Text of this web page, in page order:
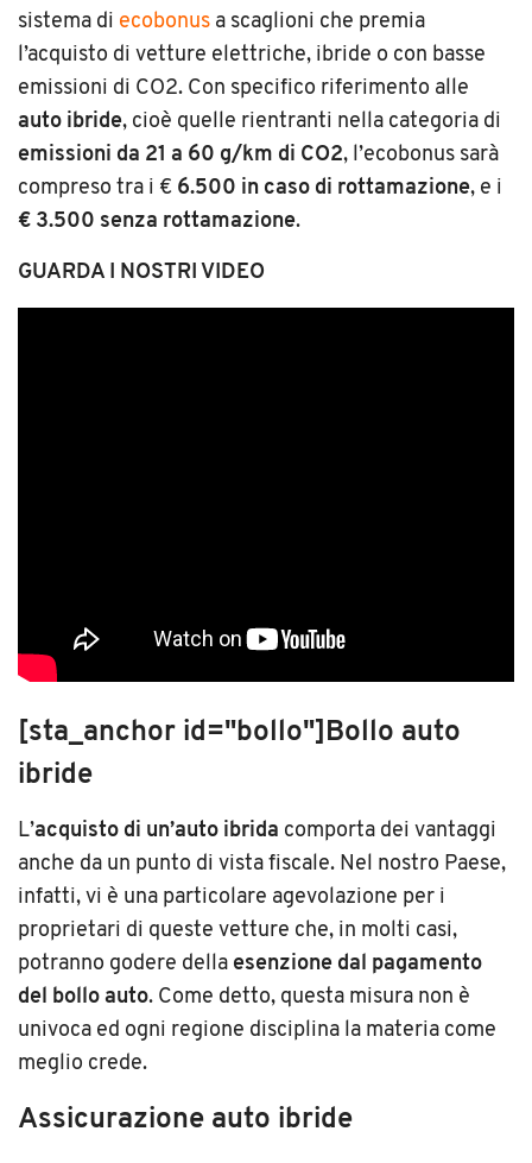
sistema di ecobonus a scaglioni che premia
l’acquisto di vetture elettriche, ibride o con basse
emissioni di CO2. Con specifico riferimento alle
auto ibride, cioè quelle rientranti nella categoria di
emissioni da 21 a 60 g/km di CO2, l’ecobonus sarà
compreso tra i € 6.500 in caso di rottamazione, e i
€ 3.500 senza rottamazione.
GUARDA I NOSTRI VIDEO
[sta_anchor id="bollo"]Bollo auto
ibride
L’acquisto di un’auto ibrida comporta dei vantaggi
anche da un punto di vista fiscale. Nel nostro Paese,
infatti, vi è una particolare agevolazione per i
proprietari di queste vetture che, in molti casi,
potranno godere della esenzione dal pagamento
del bollo auto. Come detto, questa misura non è
univoca ed ogni regione disciplina la materia come
meglio crede.
Assicurazione auto ibride